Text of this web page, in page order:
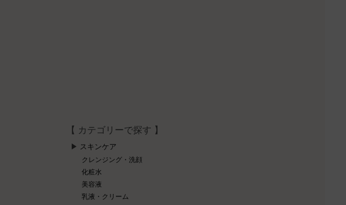
【 カテゴリーで探す 】
スキンケア
クレンジング・洗顔
化粧水
美容液
乳液・クリーム